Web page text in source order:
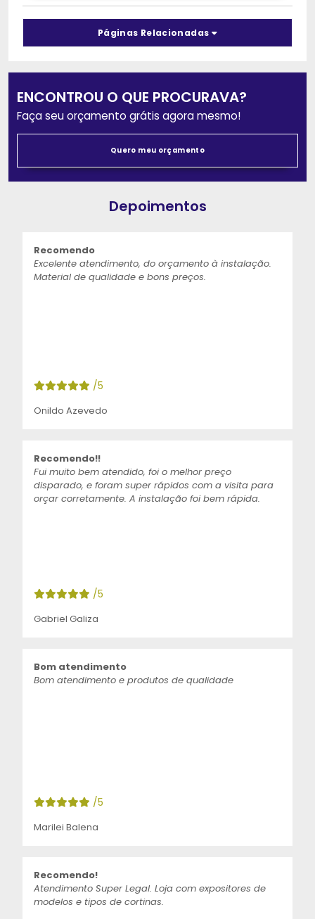
Páginas Relacionadas
ENCONTROU O QUE PROCURAVA?
Faça seu orçamento grátis agora mesmo!
Quero meu orçamento
Depoimentos
Recomendo
Excelente atendimento, do orçamento à instalação.
Material de qualidade e bons preços.
/5
Onildo Azevedo
Recomendo!!
Fui muito bem atendido, foi o melhor preço
disparado, e foram super rápidos com a visita para
orçar corretamente. A instalação foi bem rápida.
/5
Gabriel Galiza
Bom atendimento
Bom atendimento e produtos de qualidade
/5
Marilei Balena
Recomendo!
Atendimento Super Legal. Loja com expositores de
modelos e tipos de cortinas.